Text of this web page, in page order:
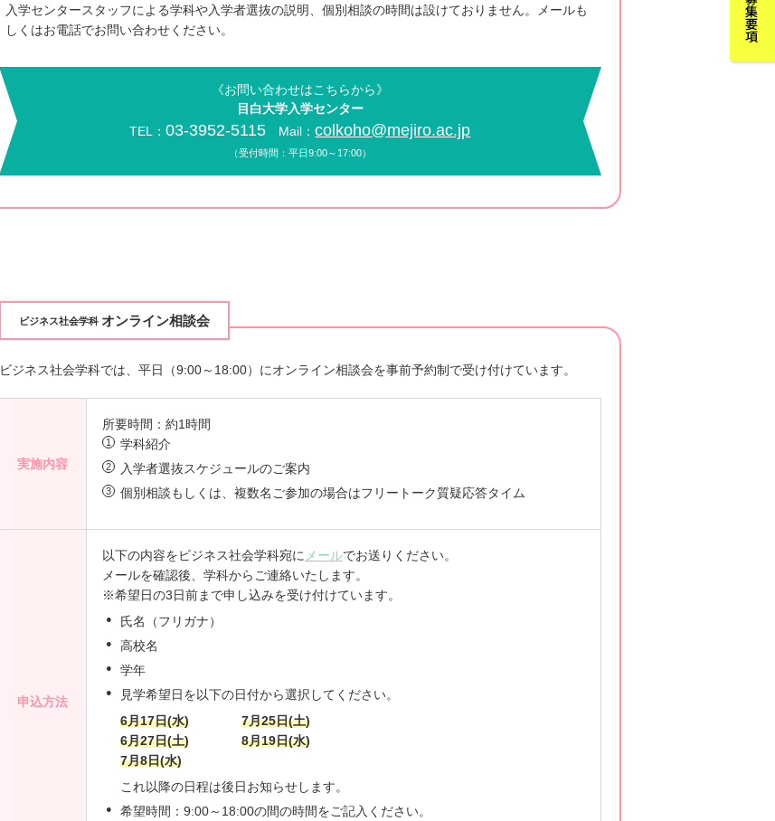
入学センタースタッフによる学科や入学者選抜の説明、個別相談の時間は設けておりません。メールも
しくはお電話でお問い合わせください。
《お問い合わせはこちらから》
目白大学入学センター
TEL：03-3952-5115 Mail：colkoho@mejiro.ac.jp
（受付時間：平日9:00～17:00）
ビジネス社会学科 オンライン相談会
ビジネス社会学科では、平日（9:00～18:00）にオンライン相談会を事前予約制で受け付けています。
実施内容
所要時間：約1時間
学科紹介
入学者選抜スケジュールのご案内
個別相談もしくは、複数名ご参加の場合はフリートーク質疑応答タイム
申込方法
以下の内容をビジネス社会学科宛に メールでお送りください。
メールを確認後、学科からご連絡いたします。
希望日の3日前まで申し込みを受け付けています。
氏名（フリガナ）
高校名
学年
見学希望日を以下の日付から選択してください。
6月17日(水)
6月27日(土)
7月8日(水)
7月25日(土)
8月19日(水)
これ以降の日程は後日お知らせします。
希望時間：9:00～18:00の間の時間をご記入ください。